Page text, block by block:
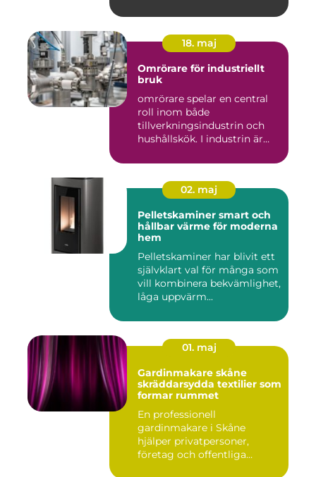
18. maj
Omrörare för industriellt
bruk
omrörare spelar en central
roll inom både
tillverkningsindustrin och
hushållskök. I industrin är
02. maj
Pelletskaminer smart och
hållbar värme för moderna
hem
Pelletskaminer har blivit ett
självklart val för många som
vill kombinera bekvämlighet,
låga uppvärm...
01. maj
Gardinmakare skåne
skräddarsydda textilier som
formar rummet
En professionell
gardinmakare i Skåne
hjälper privatpersoner,
företag och offentliga